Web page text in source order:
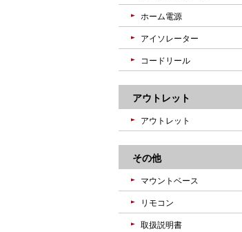
ホーム電源
アイソレーター
コードリール
アウトレット
アウトレット
その他
マウントベース
リモコン
取扱説明書